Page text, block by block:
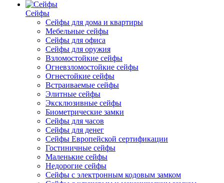
Сейфы
Сейфы для дома и квартиры
Мебельные сейфы
Сейфы для офиса
Сейфы для оружия
Взломостойкие сейфы
Огневзломостойкие сейфы
Огнестойкие сейфы
Встраиваемые сейфы
Элитные сейфы
Эксклюзивные сейфы
Биометрические замки
Сейфы для часов
Сейфы для денег
Сейфы Европейской сертификации
Гостиничные сейфы
Маленькие сейфы
Недорогие сейфы
Сейфы с электронным кодовым замком